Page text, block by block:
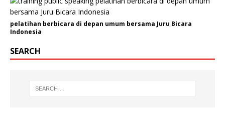
a
n
/
O
r
g
pelatihan berbicara di depan umum bersama Juru Bicara
Indonesia
SEARCH